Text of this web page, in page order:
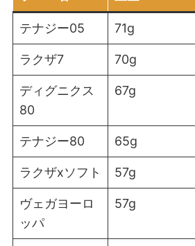
テナジー05 71g
ラクザ7 70g
ディグニクス
80
67g
テナジー80 65g
ラクザxソフト 57g
ヴェガヨーロ
ッパ
57g